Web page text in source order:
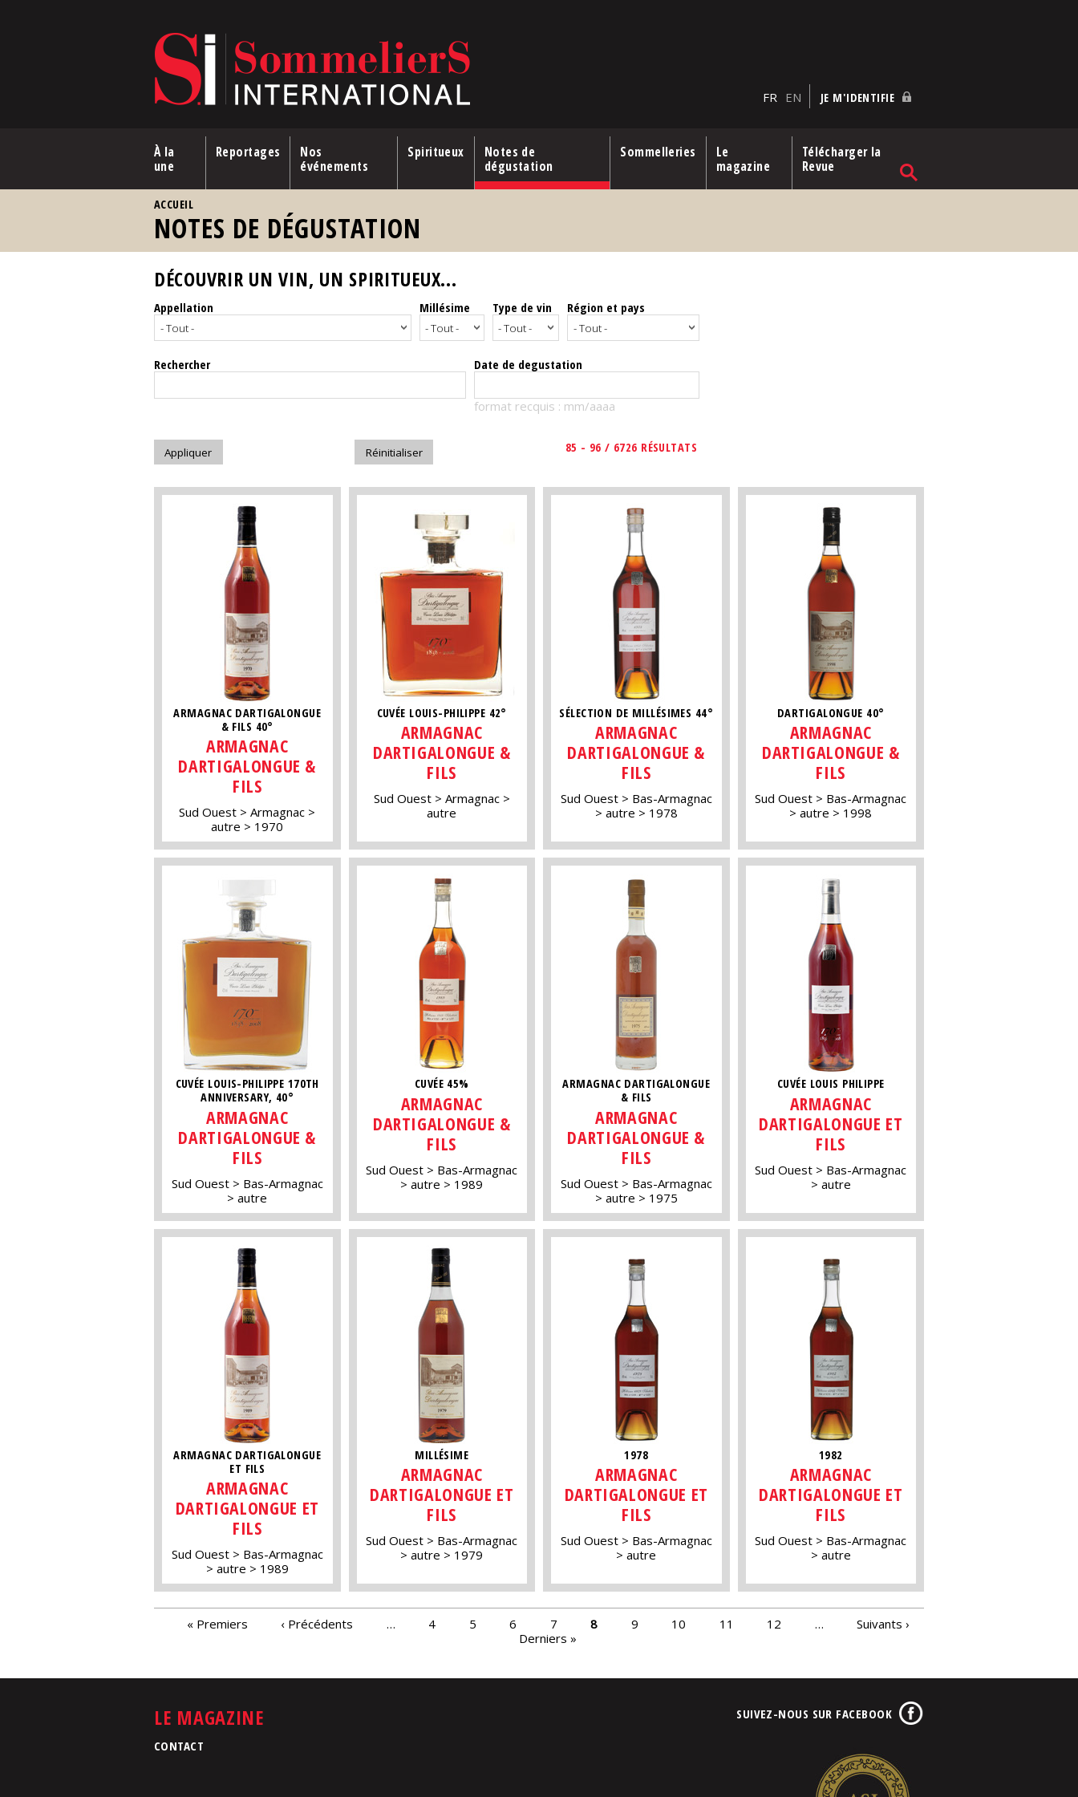
FR EN JE M'IDENTIFIE
À la
une
Reportages
Nos
événements
Spiritueux
Notes de
dégustation
Sommelleries
Le
magazine
Télécharger la
Revue
ACCUEIL
NOTES DE DÉGUSTATION
DÉCOUVRIR UN VIN, UN SPIRITUEUX...
Appellation Millésime Type de vin Région et pays
Rechercher Date de degustation
format recquis : mm/aaaa
85 - 96 / 6726 RÉSULTATS
ARMAGNAC DARTIGALONGUE
& FILS 40°
ARMAGNAC
DARTIGALONGUE &
FILS
Sud Ouest
Armagnac
autre
1970
CUVÉE LOUIS-PHILIPPE 42°
ARMAGNAC
DARTIGALONGUE &
FILS
Sud Ouest
Armagnac
autre
SÉLECTION DE MILLÉSIMES 44°
ARMAGNAC
DARTIGALONGUE &
FILS
Sud Ouest
Bas-Armagnac
autre
1978
DARTIGALONGUE 40°
ARMAGNAC
DARTIGALONGUE &
FILS
Sud Ouest
Bas-Armagnac
autre
1998
CUVÉE LOUIS-PHILIPPE 170TH
ANNIVERSARY, 40°
ARMAGNAC
DARTIGALONGUE &
FILS
Sud Ouest
Bas-Armagnac
autre
CUVÉE 45%
ARMAGNAC
DARTIGALONGUE &
FILS
Sud Ouest
Bas-Armagnac
autre
1989
ARMAGNAC DARTIGALONGUE
& FILS
ARMAGNAC
DARTIGALONGUE &
FILS
Sud Ouest
Bas-Armagnac
autre
1975
CUVÉE LOUIS PHILIPPE
ARMAGNAC
DARTIGALONGUE ET
FILS
Sud Ouest
Bas-Armagnac
autre
ARMAGNAC DARTIGALONGUE
ET FILS
ARMAGNAC
DARTIGALONGUE ET
FILS
Sud Ouest
Bas-Armagnac
autre
1989
MILLÉSIME
ARMAGNAC
DARTIGALONGUE ET
FILS
Sud Ouest
Bas-Armagnac
autre
1979
1978
ARMAGNAC
DARTIGALONGUE ET
FILS
Sud Ouest
Bas-Armagnac
autre
1982
ARMAGNAC
DARTIGALONGUE ET
FILS
Sud Ouest
Bas-Armagnac
autre
PAGES« Premiers ‹ Précédents … 4 5 6 7 8 9 10 11 12 …
Suivants ›
Derniers »
LE MAGAZINE
CONTACT
SUIVEZ-NOUS SUR FACEBOOK